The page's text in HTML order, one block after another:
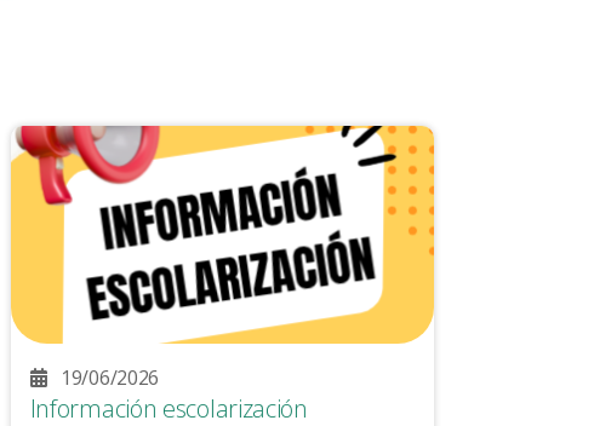
19/06/2026
Información escolarización